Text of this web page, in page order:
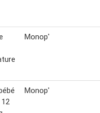
Monop'
Monop'